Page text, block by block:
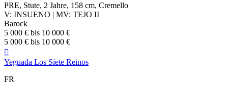
PRE, Stute, 2 Jahre, 158 cm, Cremello
V: INSUENO | MV: TEJO II
Barock
5 000 € bis 10 000 €
5 000 € bis 10 000 €

Yeguada Los Siete Reinos
FR